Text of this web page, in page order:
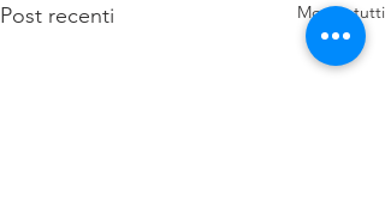
Post recenti Mostra tutti